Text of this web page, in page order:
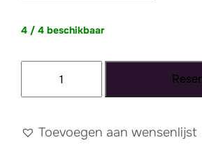
4 / 4 beschikbaar
Toevoegen aan wensenlijst